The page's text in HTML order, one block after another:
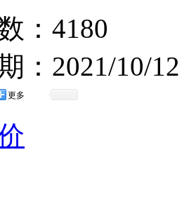
： 4180
： 2021/10/12
更多